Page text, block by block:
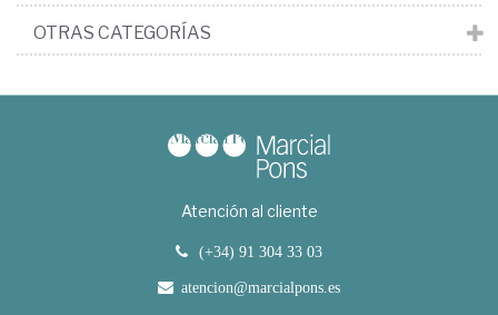
OTRAS CATEGORÍAS
Atención al cliente
(+34) 91 304 33 03
atencion@marcialpons.es